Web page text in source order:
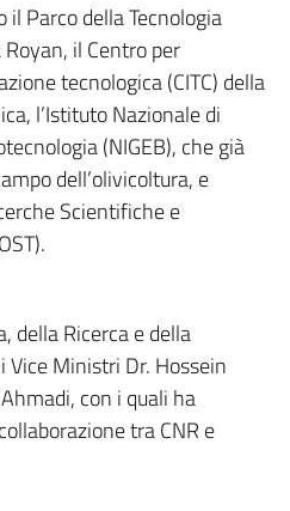
il Parco della Tecnologia
Royan, il Centro per
tecnologica (CITC) della
l’Istituto Nazionale di
(NIGEB), che già
dell’olivicoltura, e
Scientifiche e
).
della Ricerca e della
Vice Ministri Dr. Hossein
Ahmadi, con i quali ha
tra CNR e